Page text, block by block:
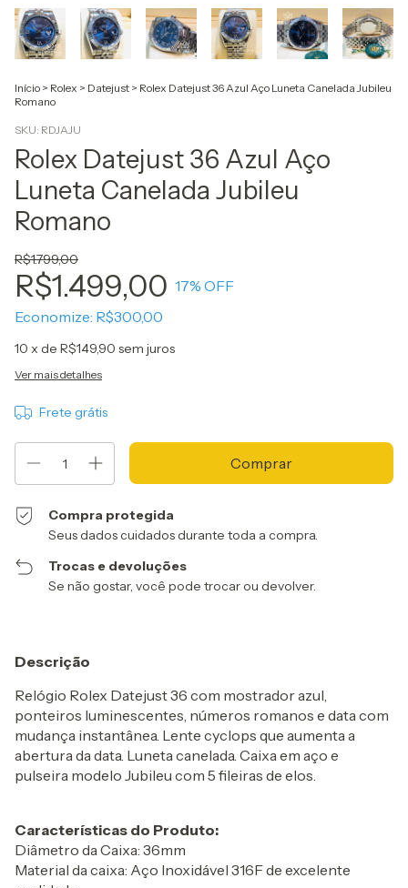
Início > Rolex > Datejust > Rolex Datejust 36 Azul Aço Luneta Canelada Jubileu
Romano
SKU: RDJAJU
Rolex Datejust 36 Azul Aço
Luneta Canelada Jubileu
Romano
R$1.799,00
R$1.499,00 17% OFF
Economize: R$300,00
10 x de R$149,90 sem juros
Ver mais detalhes
Frete grátis
Compra protegida
Seus dados cuidados durante toda a compra.
Trocas e devoluções
Se não gostar, você pode trocar ou devolver.
Descrição
Relógio Rolex Datejust 36 com mostrador azul,
ponteiros luminescentes, números romanos e data com
mudança instantânea. Lente cyclops que aumenta a
abertura da data. Luneta canelada. Caixa em aço e
pulseira modelo Jubileu com 5 fileiras de elos.
Características do Produto:
Diâmetro da Caixa: 36mm
Material da caixa: Aço Inoxidável 316F de excelente